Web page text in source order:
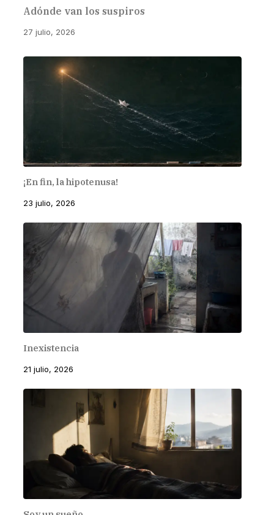
Adónde van los suspiros
27 julio, 2026
¡En fin, la hipotenusa!
23 julio, 2026
Inexistencia
21 julio, 2026